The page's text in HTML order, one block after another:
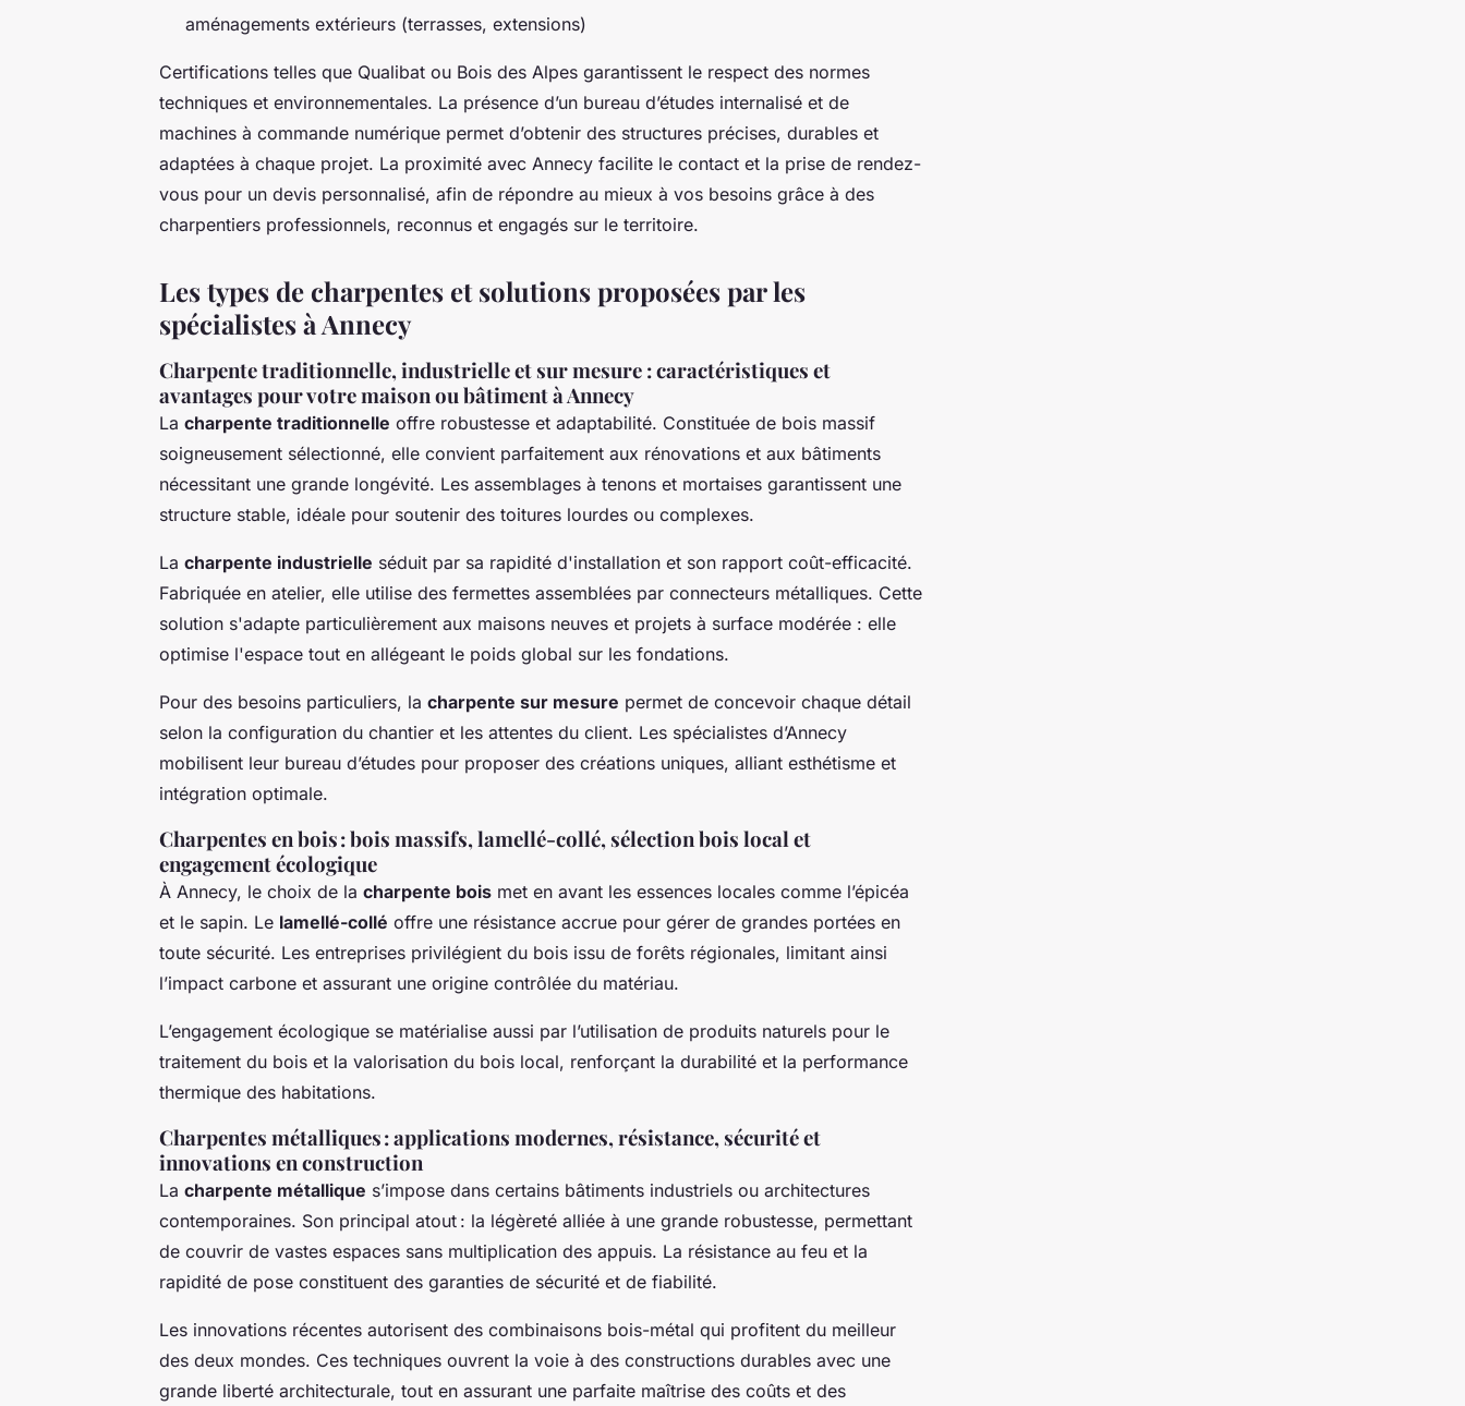
aménagements extérieurs (terrasses, extensions)
Certifications telles que Qualibat ou Bois des Alpes garantissent le respect des normes
techniques et environnementales. La présence d’un bureau d’études internalisé et de
machines à commande numérique permet d’obtenir des structures précises, durables et
adaptées à chaque projet. La proximité avec Annecy facilite le contact et la prise de rendez-
vous pour un devis personnalisé, afin de répondre au mieux à vos besoins grâce à des
charpentiers professionnels, reconnus et engagés sur le territoire.
Les types de charpentes et solutions proposées par les
spécialistes à Annecy
Charpente traditionnelle, industrielle et sur mesure : caractéristiques et
avantages pour votre maison ou bâtiment à Annecy
La charpente traditionnelle offre robustesse et adaptabilité. Constituée de bois massif
soigneusement sélectionné, elle convient parfaitement aux rénovations et aux bâtiments
nécessitant une grande longévité. Les assemblages à tenons et mortaises garantissent une
structure stable, idéale pour soutenir des toitures lourdes ou complexes.
La charpente industrielle séduit par sa rapidité d'installation et son rapport coût-efficacité.
Fabriquée en atelier, elle utilise des fermettes assemblées par connecteurs métalliques. Cette
solution s'adapte particulièrement aux maisons neuves et projets à surface modérée : elle
optimise l'espace tout en allégeant le poids global sur les fondations.
Pour des besoins particuliers, la charpente sur mesure permet de concevoir chaque détail
selon la configuration du chantier et les attentes du client. Les spécialistes d’Annecy
mobilisent leur bureau d’études pour proposer des créations uniques, alliant esthétisme et
intégration optimale.
Charpentes en bois : bois massifs, lamellé-collé, sélection bois local et
engagement écologique
À Annecy, le choix de la charpente bois met en avant les essences locales comme l’épicéa
et le sapin. Le lamellé-collé offre une résistance accrue pour gérer de grandes portées en
toute sécurité. Les entreprises privilégient du bois issu de forêts régionales, limitant ainsi
l’impact carbone et assurant une origine contrôlée du matériau.
L’engagement écologique se matérialise aussi par l’utilisation de produits naturels pour le
traitement du bois et la valorisation du bois local, renforçant la durabilité et la performance
thermique des habitations.
Charpentes métalliques : applications modernes, résistance, sécurité et
innovations en construction
La charpente métallique s’impose dans certains bâtiments industriels ou architectures
contemporaines. Son principal atout : la légèreté alliée à une grande robustesse, permettant
de couvrir de vastes espaces sans multiplication des appuis. La résistance au feu et la
rapidité de pose constituent des garanties de sécurité et de fiabilité.
Les innovations récentes autorisent des combinaisons bois-métal qui profitent du meilleur
des deux mondes. Ces techniques ouvrent la voie à des constructions durables avec une
grande liberté architecturale, tout en assurant une parfaite maîtrise des coûts et des